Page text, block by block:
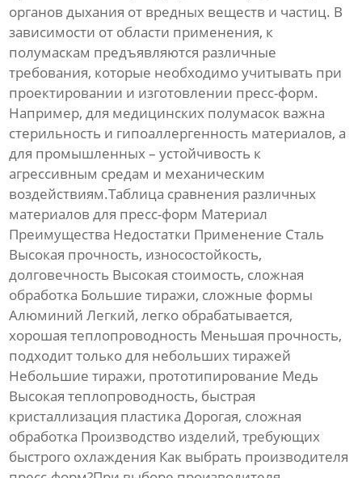
органов дыхания от вредных веществ и частиц. В
зависимости от области применения, к
полумаскам предъявляются различные
требования, которые необходимо учитывать при
проектировании и изготовлении пресс-форм.
Например, для медицинских полумасок важна
стерильность и гипоаллергенность материалов, а
для промышленных – устойчивость к
агрессивным средам и механическим
воздействиям.Таблица сравнения различных
материалов для пресс-форм Материал
Преимущества Недостатки Применение Сталь
Высокая прочность, износостойкость,
долговечность Высокая стоимость, сложная
обработка Большие тиражи, сложные формы
Алюминий Легкий, легко обрабатывается,
хорошая теплопроводность Меньшая прочность,
подходит только для небольших тиражей
Небольшие тиражи, прототипирование Медь
Высокая теплопроводность, быстрая
кристаллизация пластика Дорогая, сложная
обработка Производство изделий, требующих
быстрого охлаждения Как выбрать производителя